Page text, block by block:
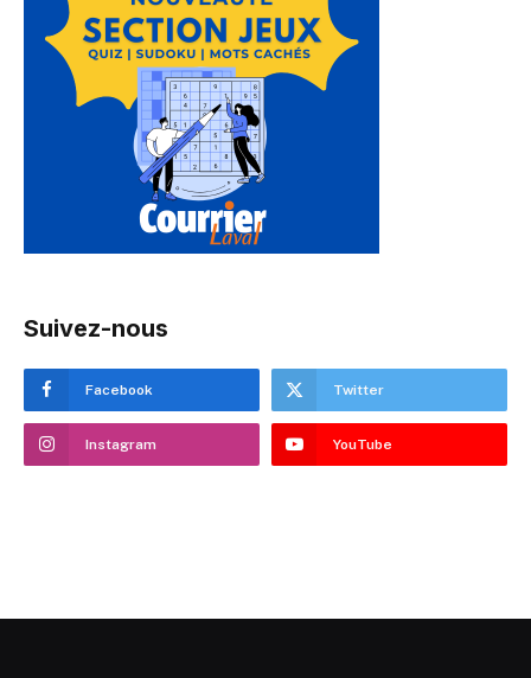
Suivez-nous
Facebook Twitter
Instagram YouTube